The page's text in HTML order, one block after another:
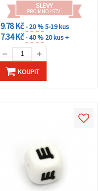
SLEVY
PRO MNOŽSTVÍ
9.78 Kč- 20 %5-19 kus
7.34 Kč- 40 % 20 kus +
KOUPIT